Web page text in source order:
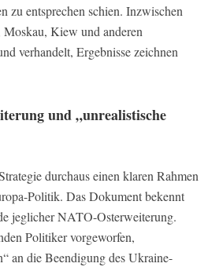
zu entsprechen schien. Inzwischen
Kiew und anderen
verhandelt, Ergebnisse zeichnen
und „unrealistische
durchaus einen klaren Rahmen
Politik. Das Dokument bekennt
jeglicher NATO-Osterweiterung.
Politiker vorgeworfen,
an die Beendigung des Ukraine-